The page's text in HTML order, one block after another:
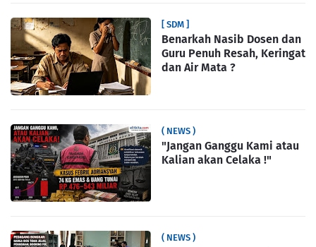
[ SDM ]
Benarkah Nasib Dosen dan
Guru Penuh Resah, Keringat
dan Air Mata ?
( NEWS )
"Jangan Ganggu Kami atau
Kalian akan Celaka !"
( NEWS )